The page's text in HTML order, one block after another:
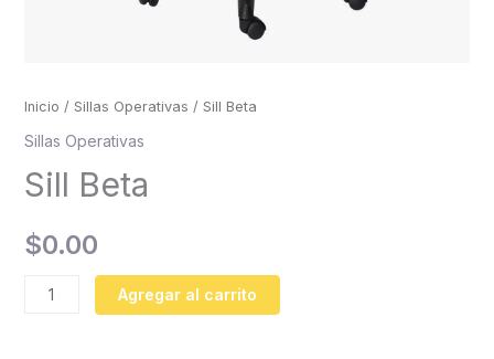
Inicio / Sillas Operativas / Sill Beta
Sillas Operativas
Sill Beta
$0.00
Agregar al carrito